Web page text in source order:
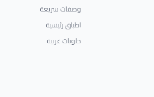
وصفات سريعة
اطباق رئيسية
حلويات غربية